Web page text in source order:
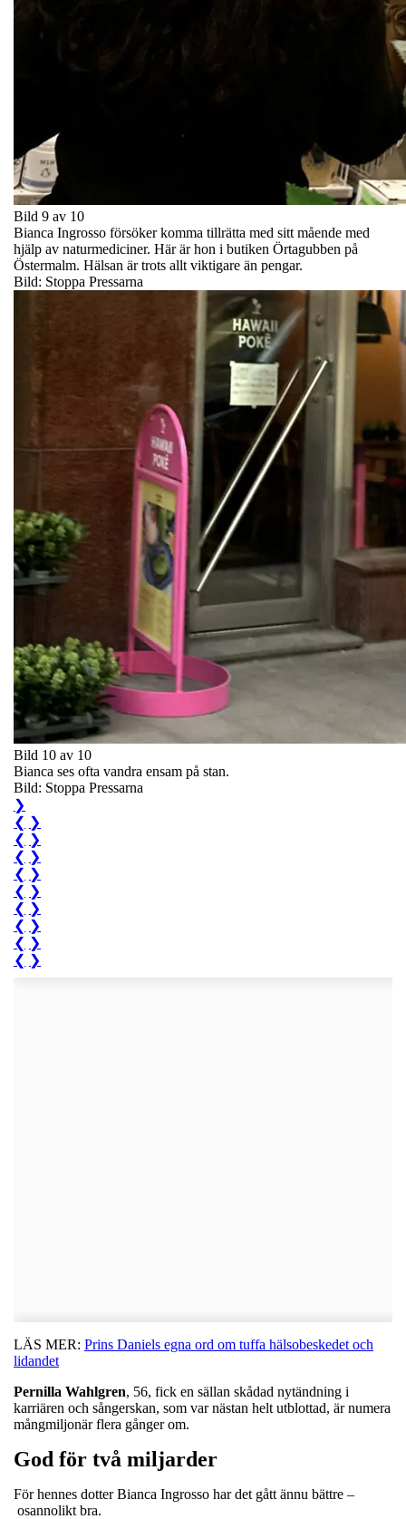
Bild 9 av 10
Bianca Ingrosso försöker komma tillrätta med sitt mående med
hjälp av naturmediciner. Här är hon i butiken Örtagubben på
Östermalm. Hälsan är trots allt viktigare än pengar.
Bild: Stoppa Pressarna
Bild 10 av 10
Bianca ses ofta vandra ensam på stan.
Bild: Stoppa Pressarna
❯
❮ ❯
❮ ❯
❮ ❯
❮ ❯
❮ ❯
❮ ❯
❮ ❯
❮ ❯
❮ ❯
LÄS MER: Prins Daniels egna ord om tuffa hälsobeskedet och
lidandet
Pernilla Wahlgren, 56, fick en sällan skådad nytändning i
karriären och sångerskan, som var nästan helt utblottad, är numera
mångmiljonär flera gånger om.
God för två miljarder
För hennes dotter Bianca Ingrosso har det gått ännu bättre –
osannolikt bra.